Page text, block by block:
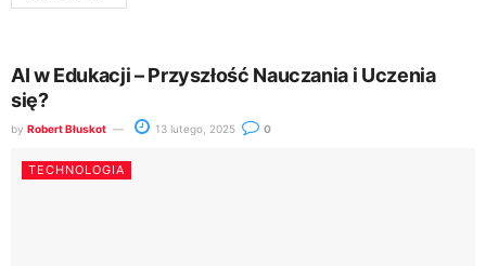
AI w Edukacji – Przyszłość Nauczania i Uczenia
się?
by Robert Błuskot 13 lutego, 2025 0
TECHNOLOGIA